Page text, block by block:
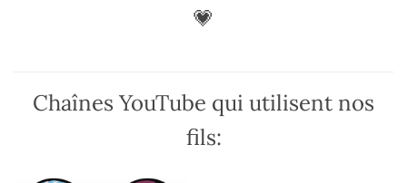
💗
Chaînes YouTube qui utilisent nos
fils: